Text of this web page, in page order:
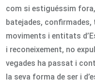
com si estiguéssim
batejades,
moviments i entitats
i reconeixement, no
vegades ha passat i
la seva forma de ser i